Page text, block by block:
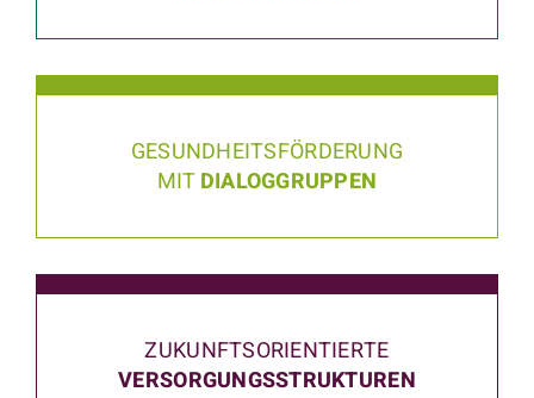
GESUNDHEITSFÖRDERUNG
MITDIALOGGRUPPEN
ZUKUNFTSORIENTIERTE
VERSORGUNGSSTRUKTUREN